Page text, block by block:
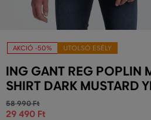
AKCIÓ -50% UTOLSÓ ESÉLY
ING GANT REG POPLIN
SHIRT DARK MUSTARD
58 990 Ft
29 490 Ft